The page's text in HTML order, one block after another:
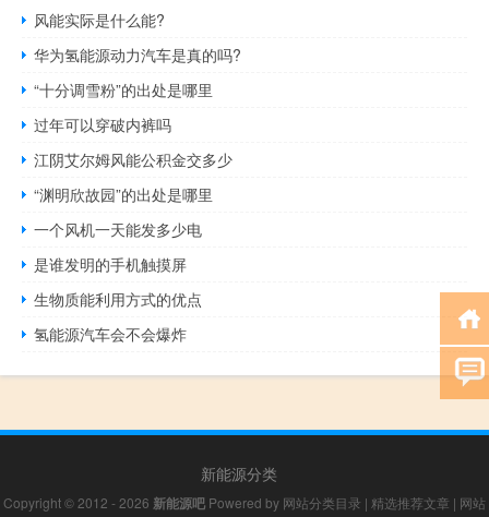
风能实际是什么能?
华为氢能源动力汽车是真的吗?
“十分调雪粉”的出处是哪里
过年可以穿破内裤吗
江阴艾尔姆风能公积金交多少
“渊明欣故园”的出处是哪里
一个风机一天能发多少电
是谁发明的手机触摸屏
生物质能利用方式的优点
氢能源汽车会不会爆炸
新能源分类
Copyright © 2012 - 2026 新能源吧 Powered by 网站分类目录 | 精选推荐文章 | 网站